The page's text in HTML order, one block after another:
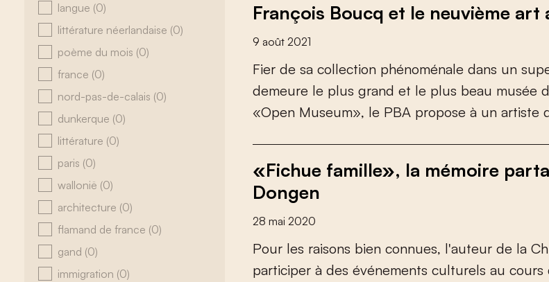
langue (0)
littérature néerlandaise (0)
poème du mois (0)
france (0)
nord-pas-de-calais (0)
dunkerque (0)
littérature (0)
paris (0)
wallonië (0)
architecture (0)
flamand de france (0)
gand (0)
immigration (0)
François Boucq et le neuvième art
9 août 2021
Fier de sa collection phénoménale dans un sup
demeure le plus grand et le plus beau musée d
«Open Museum», le PBA propose à un artiste
«Fichue famille», la mémoire
Dongen
28 mai 2020
Pour les raisons bien connues, l'auteur de la Ch
participer à des événements culturels au cours